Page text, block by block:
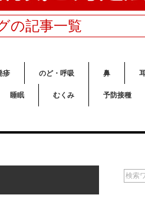
の記事一覧
疹 のど・呼吸 鼻
睡眠 むくみ 予防接種